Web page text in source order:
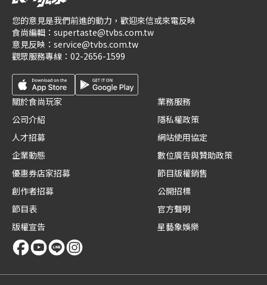
您的意見是我們前進的動力，歡迎來信或來電反映
食尚編輯： supertaste@tvbs.com.tw
意見反映： service@tvbs.com.tw
觀眾服務專線： 02-2656-1599
關於食尚玩家
公司介紹
人才招募
企業動態
優惠券店家招募
創作者招募
節目表
版權宣告
業務服務
隱私權政策
網站使用協定
數位廣告與贊助政策
節目版權銷售
公開招標
官方聲明
星藝象娛樂